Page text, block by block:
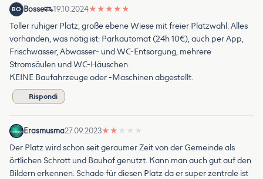
BO Bosse 19.10.2024★ ★ ★ ★ ★
Toller ruhiger Platz, große ebene Wiese mit freier Platzwahl. Alles
vorhanden, was nötig ist: Parkautomat (24h 10€), auch per App,
Frischwasser, Abwasser- und WC-Entsorgung, mehrere
Stromsäulen und WC-Häuschen.
KEINE Baufahrzeuge oder -Maschinen abgestellt.
Rispondi
Erasmusma27.09.2023★ ★ ★ ★ ★
Der Platz wird schon seit geraumer Zeit von der Gemeinde als
örtlichen Schrott und Bauhof genutzt. Kann man auch gut auf den
Bildern erkennen. Schade für diesen Platz da er super zentrale ist